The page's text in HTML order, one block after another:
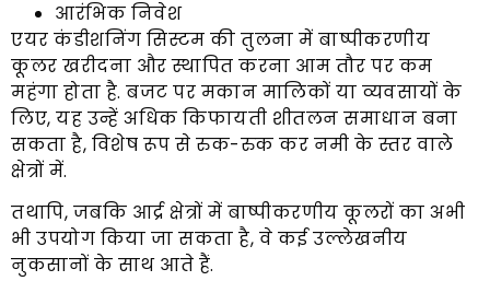
आरंभिक निवेश
एयर कंडीशनिंग सिस्टम की तुलना में बाष्पीकरणीय
कूलर खरीदना और स्थापित करना आम तौर पर कम
महंगा होता है. बजट पर मकान मालिकों या व्यवसायों के
लिए, यह उन्हें अधिक किफायती शीतलन समाधान बना
सकता है, विशेष रूप से रुक-रुक कर नमी के स्तर वाले
क्षेत्रों में.
तथापि, जबकि आर्द्र क्षेत्रों में बाष्पीकरणीय कूलरों का अभी
भी उपयोग किया जा सकता है, वे कई उल्लेखनीय
नुकसानों के साथ आते हैं.